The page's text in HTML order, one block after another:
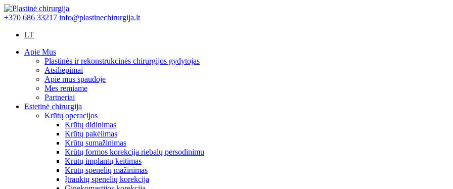
+370 686 33217 info@plastinechirurgija.lt
LT
Apie Mus
Plastinės ir rekonstrukcinės chirurgijos gydytojas
Atsiliepimai
Apie mus spaudoje
Mes remiame
Partneriai
Estetinė chirurgija
Krūtų operacijos
Krūtų didinimas
Krūtų pakėlimas
Krūtų sumažinimas
Krūtų formos korekcija riebalų persodinimu
Krūtų implantų keitimas
Krūtų spenelių mažinimas
Įtrauktų spenelių korekcija